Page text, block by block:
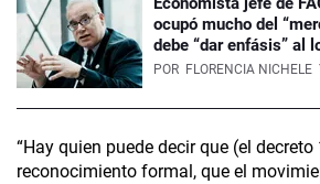
ocupó mucho del
debe “dar enfásis” al
POR FLORENCIA NICHELE
“Hay quien puede decir que (el decreto
reconocimiento formal, que el